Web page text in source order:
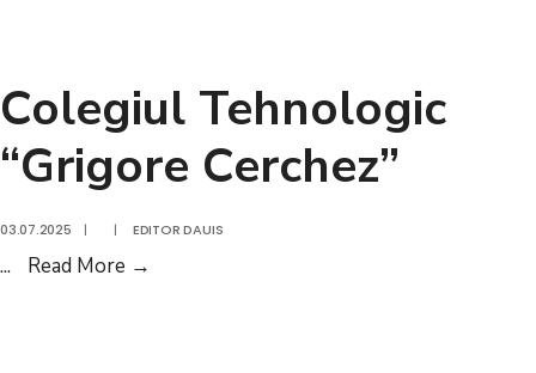
Colegiul Tehnologic
“Grigore Cerchez”
03.07.2025 | | EDITOR DAUIS
... Read More →